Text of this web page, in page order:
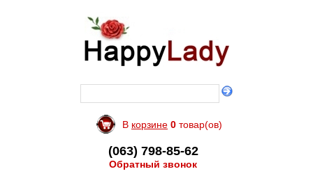
В корзине 0 товар(ов)
(063) 798-85-62
Обратный звонок